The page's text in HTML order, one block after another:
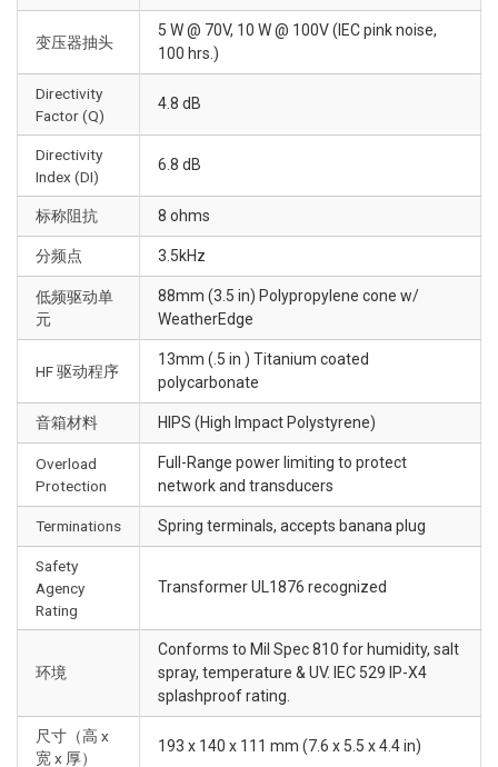
变压器抽头
5 W @ 70V, 10 W @ 100V (IEC pink noise,
100 hrs.)
Directivity
Factor (Q)
4.8 dB
Directivity
Index (DI)
6.8 dB
标称阻抗 8 ohms
分频点 3.5kHz
低频驱动单
元
88mm (3.5 in) Polypropylene cone w/
WeatherEdge
HF 驱动程序
13mm (.5 in ) Titanium coated
polycarbonate
音箱材料 HIPS (High Impact Polystyrene)
Overload
Protection
Full-Range power limiting to protect
network and transducers
Terminations Spring terminals, accepts banana plug
Safety
Agency
Rating
Transformer UL1876 recognized
环境
Conforms to Mil Spec 810 for humidity, salt
spray, temperature & UV. IEC 529 IP-X4
splashproof rating.
尺寸（高 x
宽 x 厚）
193 x 140 x 111 mm (7.6 x 5.5 x 4.4 in)